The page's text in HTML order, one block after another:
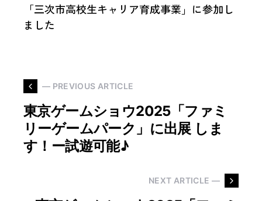
「三次市高校生キャリア育成事業」に参加し
ました
— PREVIOUS ARTICLE
東京ゲームショウ2025「ファミ
リーゲームパーク」に出展 しま
す！ー試遊可能♪
NEXT ARTICLE —